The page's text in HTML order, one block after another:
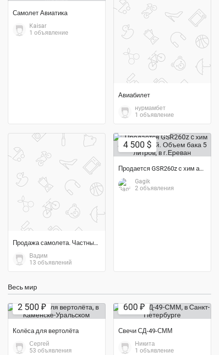
Самолет Авиатика
Kaisar
1 объявление
Авиабилет
нурмамбет
1 объявление
Продажа самолета. Частный легкомоторный самолёт
Вадим
13 объявлений
4 500 $
Продается GSR260z c хим аппаратурой. Объем бака 5 литров
Gagik
2 объявления
Весь мир
Экономия 69%
2 500 ₽
Колёса для вертолёта
Сергей
53 объявления
600 ₽
Свечи СД-49-СММ
Никита
1 объявление